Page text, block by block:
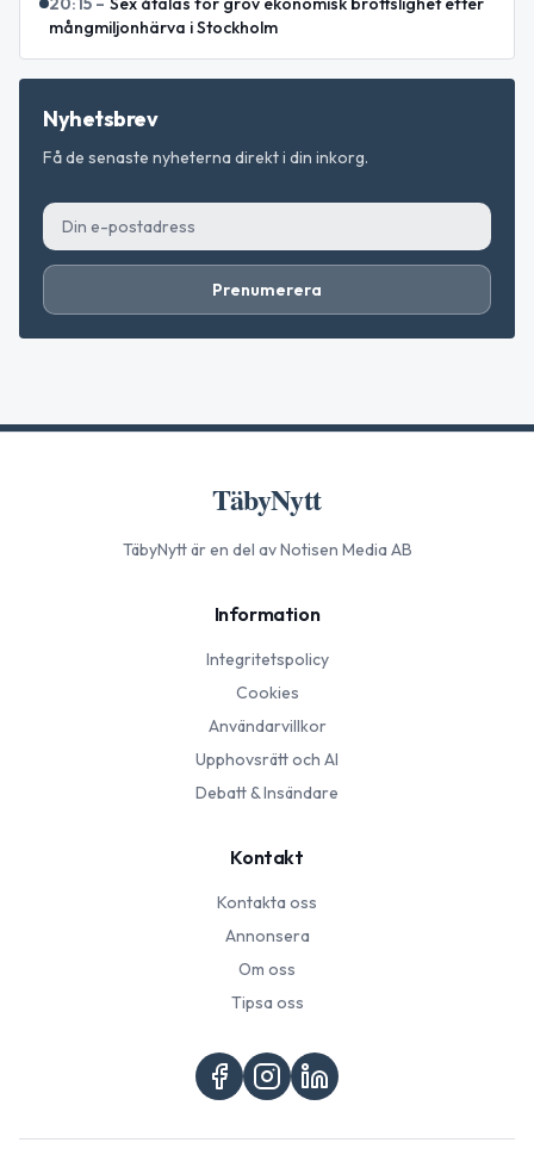
mångmiljonhärva i Stockholm
Nyhetsbrev
Få de senaste nyheterna direkt i din inkorg.
Prenumerera
TäbyNytt
TäbyNyttär en del av Notisen Media AB
Information
Integritetspolicy
Cookies
Användarvillkor
Upphovsrätt och AI
Debatt & Insändare
Kontakt
Kontakta oss
Annonsera
Om oss
Tipsa oss